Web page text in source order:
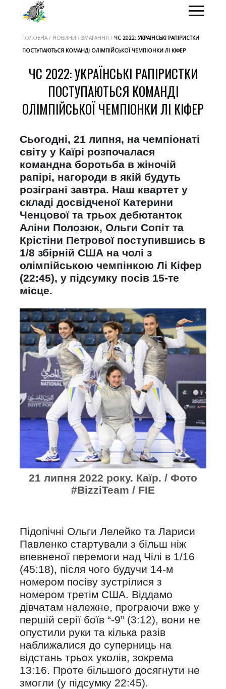
ГОЛОВНА / НОВИНИ / ЗМАГАННЯ / ЧС 2022: УКРАЇНСЬКІ РАПІРИСТКИ
ПОСТУПАЮТЬСЯ КОМАНДІ ОЛІМПІЙСЬКОЇ ЧЕМПІОНКИ ЛІ КІФЕР
ЧС 2022: УКРАЇНСЬКІ РАПІРИСТКИ
ПОСТУПАЮТЬСЯ КОМАНДІ
ОЛІМПІЙСЬКОЇ ЧЕМПІОНКИ ЛІ КІФЕР
Сьогодні, 21 липня, на чемпіонаті
світу у Каїрі розпочалася
командна боротьба в жіночій
рапірі, нагороди в якій будуть
розіграні завтра. Наш квартет у
складі досвідченої Катерини
Ченцової та трьох дебютанток
Аліни Полозюк, Ольги Сопіт та
Крістіни Петрової поступившись в
1/8 збірній США на чолі з
олімпійською чемпінкою Лі Кіфер
(22:45), у підсумку посів 15-те
місце.
21 липня 2022 року. Каїр. / Фото
#BizziTeam / FIE
Підопічні Ольги Лелейко та Лариси
Павленко стартували з більш ніж
впевненої перемоги над Чілі в 1/16
(45:18), після чого будучи 14-м
номером посіву зустрілися з
номером третім США. Віддамо
дівчатам належне, програючи вже у
першій серії боїв “-9” (3:12), вони не
опустили руки та кілька разів
наближалися до суперниць на
відстань трьох уколів, зокрема
13:16. Проте більшого досягнути не
змогли (у підсумку 22:45).